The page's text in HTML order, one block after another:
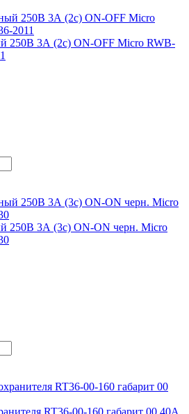
250В 3А (2с) ON-OFF Micro RWB-
250В 3А (3с) ON-ON черн. Micro
RT36-00-160 габарит 00 40А